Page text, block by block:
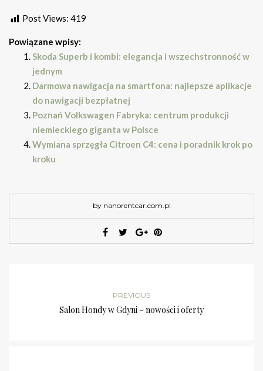
Post Views: 419
Powiązane wpisy:
Skoda Superb i kombi: elegancja i wszechstronność w
jednym
Darmowa nawigacja na smartfona: najlepsze aplikacje
do nawigacji bezpłatnej
Poznań Volkswagen Fabryka: centrum produkcji
niemieckiego giganta w Polsce
Wymiana sprzęgła Citroen C4: cena i poradnik krok po
kroku
by nanorentcar.com.pl
PREVIOUS
Salon Hondy w Gdyni – nowości i oferty